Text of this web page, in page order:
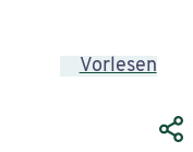
Vorlesen